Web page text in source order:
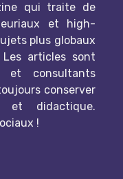
qui traite de
et high-
plus globaux
articles sont
et consultants
conserver
didactique.
!